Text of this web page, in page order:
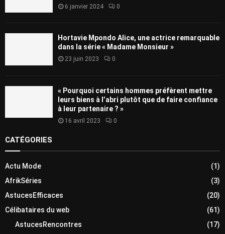
6 janvier 2024 0
Hortavie Mpondo Alice, une actrice remarquable
dans la série « Madame Monsieur »
23 juin 2023 0
« Pourquoi certains hommes préfèrent mettre
leurs biens à l’abri plutôt que de faire confiance
à leur partenaire ? »
16 avril 2023 0
CATÉGORIES
Actu Mode
(1)
AfrikSéries
(3)
AstucesEfficaces
(20)
Célibataires du web
(61)
AstucesRencontres
(17)